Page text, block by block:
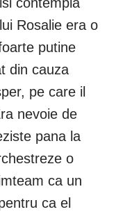
Rosalie era o
putine
din cauza
pe care il
nevoie de
pana la
o
ca un
ca el